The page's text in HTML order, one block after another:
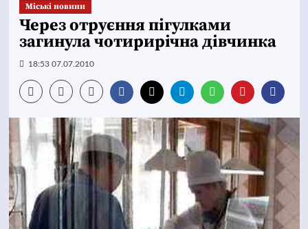
Mіські новини
Через отруєння пігулками
загинула чотирирічна дівчинка
18:53 07.07.2010